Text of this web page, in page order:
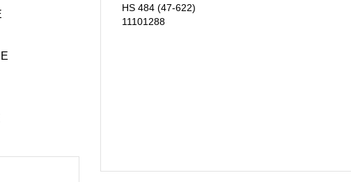
HS 484 (47-622)
11101288